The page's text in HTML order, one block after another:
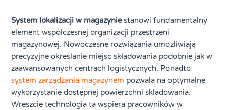
System lokalizacji w magazyniestanowi fundamentalny
element współczesnej organizacji przestrzeni
magazynowej. Nowoczesne rozwiązania umożliwiają
precyzyjne określanie miejsc składowania podobnie jak w
zaawansowanych centrach logistycznych. Ponadto
system zarządzania magazynem pozwala na optymalne
wykorzystanie dostępnej powierzchni składowania.
Wreszcie technologia ta wspiera pracowników w